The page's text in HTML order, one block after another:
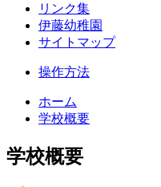
リンク集
伊藤幼稚園
サイトマップ
操作方法
ホーム
学校概要
学校概要